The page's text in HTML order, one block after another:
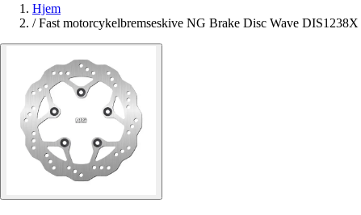
Hjem
/ Fast motorcykelbremseskive NG Brake Disc Wave DIS1238X